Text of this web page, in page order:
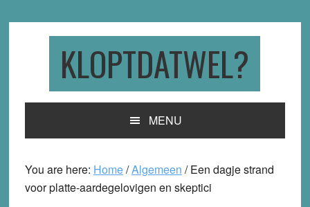
KLOPTDATWEL?
MENU
You are here: Home/Algemeen /Een dagje strand
voor platte-aardegelovigen en skeptici